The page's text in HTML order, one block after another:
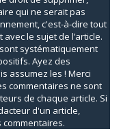
qui ne serait pas
c'est-à-dire tout
le sujet de l’article.
systématiquement
Ayez des
assumez les ! Merci
commentaires ne sont
de chaque article. Si
d'un article,